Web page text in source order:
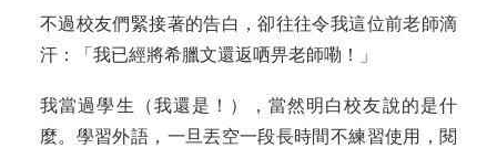
不過校友們緊接著的告白，卻往往令我這位前老師滴
汗：「我已經將希臘文還返哂畀老師嘞！」
我當過學生（我還是！），當然明白校友說的是什
麼。學習外語，一旦丟空一段長時間不練習使用，閱